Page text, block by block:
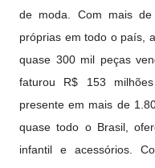
de moda. Com mais
próprias em todo o país,
quase 300 mil peças
faturou R$ 153
presente em mais de
quase todo o Brasil,
infantil e acessórios.